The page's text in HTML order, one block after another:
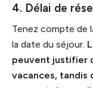
4. Délai de
Tenez compte de
la date du séjour.
peuvent justifier
vacances, tandis